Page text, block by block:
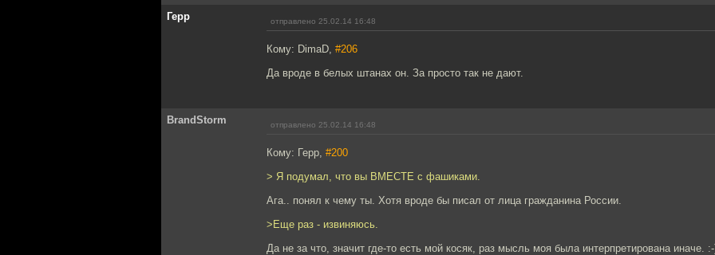
Герр отправлено 25.02.14 16:48
Кому: DimaD, #206
Да вроде в белых штанах он. За просто так не дают.
BrandStorm отправлено 25.02.14 16:48
Кому: Герр, #200
> Я подумал, что вы ВМЕСТЕ с фашиками.
Ага.. понял к чему ты. Хотя вроде бы писал от лица гражданина России.
>Еще раз - извиняюсь.
Да не за что, значит где-то есть мой косяк, раз мысль моя была интерпретирована иначе.